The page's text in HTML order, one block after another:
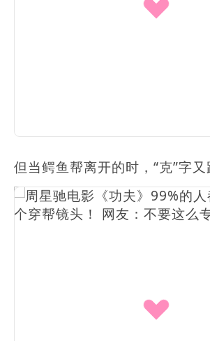
但当鳄鱼帮离开的时，“克”字又